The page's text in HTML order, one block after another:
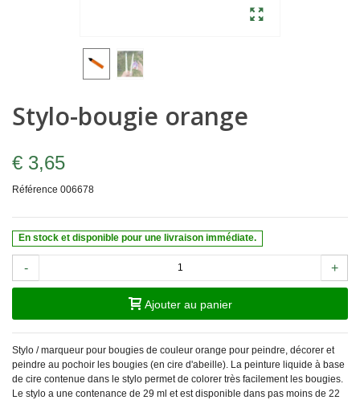
Stylo-bougie orange
€ 3,65
Référence 006678
En stock et disponible pour une livraison immédiate.
- +
Ajouter au panier
Stylo / marqueur pour bougies de couleur orange pour peindre, décorer et
peindre au pochoir les bougies (en cire d'abeille). La peinture liquide à base
de cire contenue dans le stylo permet de colorer très facilement les bougies.
Le stylo a une contenance de 29 ml et est disponible dans pas moins de 22